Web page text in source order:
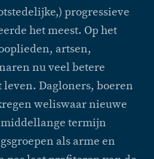
progressieve
het meest. Op het
artsen,
nu veel betere
Dagloners, boeren
weliswaar nieuwe
termijn
als arme en